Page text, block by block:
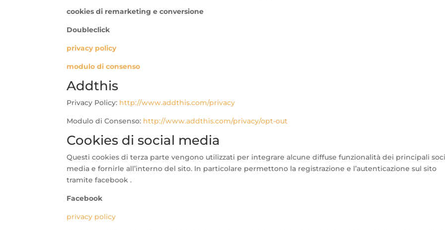
cookies di remarketing e conversione
Doubleclick
privacy policy
modulo di consenso
Addthis
Privacy Policy: http://www.addthis.com/privacy
Modulo di Consenso: http://www.addthis.com/privacy/opt-out
Cookies di social media
Questi cookies di terza parte vengono utilizzati per integrare alcune diffuse funzionalità dei principali
media e fornirle all’interno del sito. In particolare permettono la registrazione e l’autenticazione sul sito
tramite facebook .
Facebook
privacy policy